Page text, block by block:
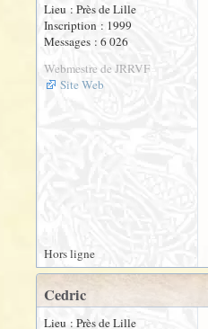
Lieu : Près de Lille
Inscription : 1999
Messages : 6 026
Webmestre de JRRVF
Site Web
Hors ligne
Cedric
Lieu : Près de Lille